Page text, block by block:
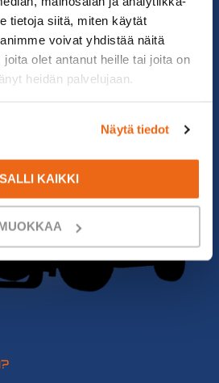
tietoja siitä, miten käytät
voivat yhdistää näitä
olet antanut heille tai joita on
heidän palvelujaan.
Näytä tiedot
SALLI KAIKKI